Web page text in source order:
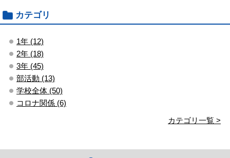
カテゴリ
1年 (12)
2年 (18)
3年 (45)
部活動 (13)
学校全体 (50)
コロナ関係 (6)
カテゴリ一覧 >